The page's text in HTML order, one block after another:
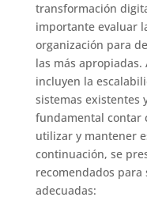
transformación
importante evaluar
organización para
las más
incluyen la
sistemas existentes
fundamental contar
utilizar y mantener
continuación, se
recomendados para
adecuadas: